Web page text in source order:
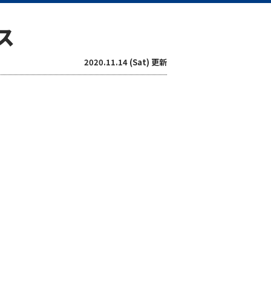
2020.11.14 (Sat) 更新